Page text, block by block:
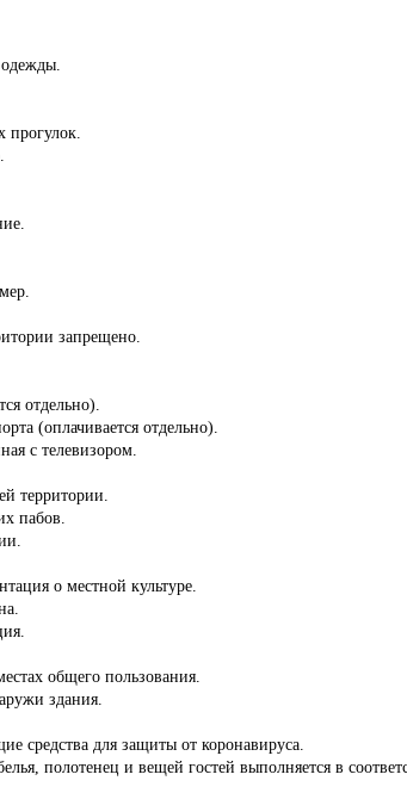
запрещено.
отдельно).
(оплачивается отдельно).
с телевизором.
территории.
пабов.
о местной культуре.
общего пользования.
здания.
средства для защиты от коронавируса.
полотенец и вещей гостей выполняется в